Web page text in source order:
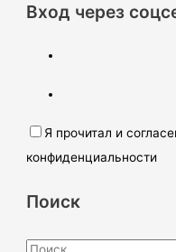
Вход через
Я прочитал и
конфиденциальности
Поиск
П